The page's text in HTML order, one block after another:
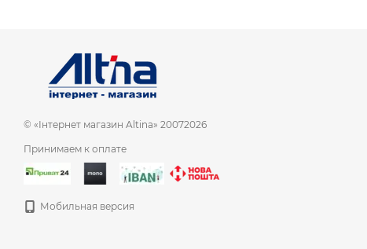
© «Інтернет магазин Altina» 20072026
Принимаем к оплате
Мобильная версия